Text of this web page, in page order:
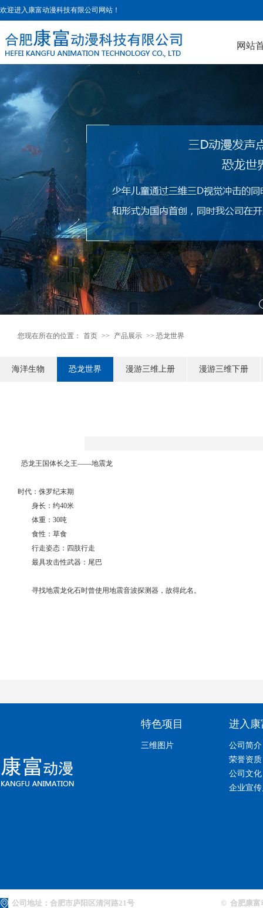
欢迎进入 康富动漫科技有限公司 网站！
网站
您现在所在的位置： 首页 >> 产品展示 >> 恐龙世界
海洋生物 恐龙世界 漫游三维上册 漫游三维下册
恐龙王国体长之王——地震龙
时代：侏罗纪末期
身长：约40米
体重：30吨
食性：草食
行走姿态：四肢行走
最具攻击性武器：尾巴
寻找地震龙化石时曾使用地震音波探测器，故得此名。
特色项目
三维图片
进入康
公司简介
荣誉资质
公司文化
企业宣
公司地址：合肥市庐阳区清河路21号 © 合肥康